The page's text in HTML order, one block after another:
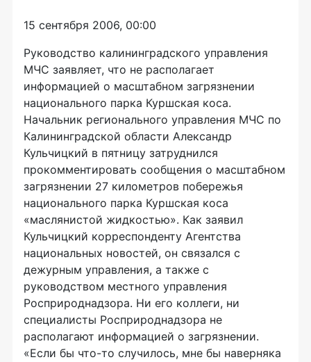
15 сентября 2006, 00:00
Руководство калининградского управления
МЧС заявляет, что не располагает
информацией о масштабном загрязнении
национального парка Куршская коса.
Начальник регионального управления МЧС по
Калининградской области Александр
Кульчицкий в пятницу затруднился
прокомментировать сообщения о масштабном
загрязнении 27 километров побережья
национального парка Куршская коса
«маслянистой жидкостью». Как заявил
Кульчицкий корреспонденту Агентства
национальных новостей, он связался с
дежурным управления, а также с
руководством местного управления
Росприроднадзора. Ни его коллеги, ни
специалисты Росприроднадзора не
располагают информацией о загрязнении.
«Если бы что-то случилось, мне бы наверняка